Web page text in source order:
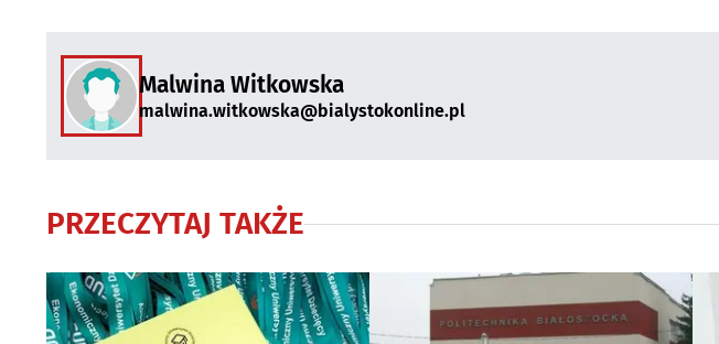
Malwina Witkowska
malwina.witkowska@bialystokonline.pl
PRZECZYTAJ TAKŻE